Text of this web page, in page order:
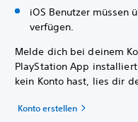
iOS Benutzer müssen
verfügen.
Melde dich bei deinem
PlayStation App
kein Konto hast, lies dir
Konto erstellen